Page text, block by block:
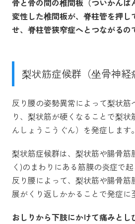
骨と骨の間の椎間板（ついかんば
変性した椎間板が、脊柱管を押し
せ、脊柱管狭窄症へとつながるの
梨状筋症候群（坐骨神経
反り腰の姿勢異常によって梨状筋
り、梨状筋が硬くなることで梨状
んしょうこうぐん）を発症します。
梨状筋症候群は、梨状筋や腸骨筋
く)のまわりにある筋膜の炎症で起
反り腰によって、梨状筋や腸骨筋
展がくり返しかかることで発症に
おしりから下肢にかけて痛みとし